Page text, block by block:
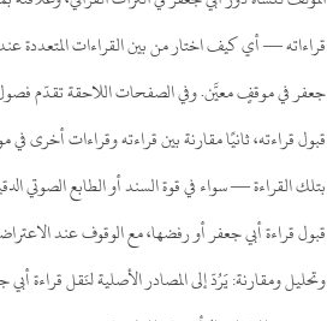
قراءاته — أي كيف اختار من بين القراءات المتعددة
جعفر في موقفٍ معيَّن. وفي الصفحات اللاحقة تقدّم فصول
قبول قراءته، ثانيًا مقارنة بين قراءته وقراءات أخرى
بتلك القراءة — سواء في قوة السند أو الطابع الصوتي
قبول قراءة أبي جعفر أو رفضها، مع الوقوف عند
وتحليل ومقارنة: يَرُدّ إلى المصادر الأصلية لنَقل قراءة أبي